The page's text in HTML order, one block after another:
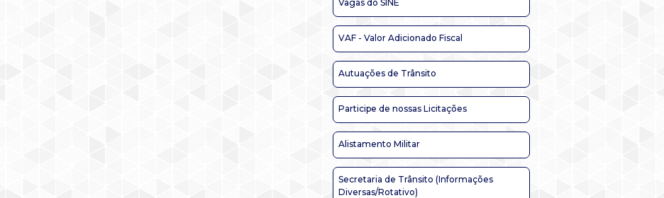
Vagas do SINE
VAF - Valor Adicionado Fiscal
Autuações de Trânsito
Participe de nossas Licitações
Alistamento Militar
Secretaria de Trânsito (Informações
Diversas/Rotativo)